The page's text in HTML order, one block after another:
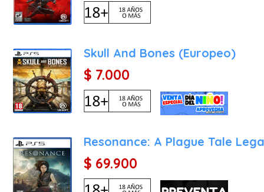
Skull And Bones (Europeo)
$ 7.000
Resonance: A Plague Tale
$ 69.900